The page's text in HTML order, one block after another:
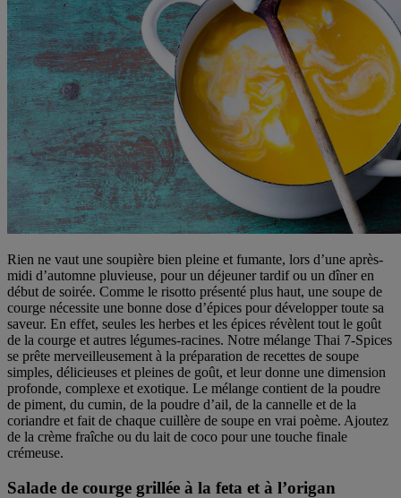
Rien ne vaut une soupière bien pleine et fumante, lors d’une après-
midi d’automne pluvieuse, pour un déjeuner tardif ou un dîner en
début de soirée. Comme le risotto présenté plus haut, une soupe de
courge nécessite une bonne dose d’épices pour développer toute sa
saveur. En effet, seules les herbes et les épices révèlent tout le goût
de la courge et autres légumes-racines. Notre mélange Thai 7-Spices
se prête merveilleusement à la préparation de recettes de soupe
simples, délicieuses et pleines de goût, et leur donne une dimension
profonde, complexe et exotique. Le mélange contient de la poudre
de piment, du cumin, de la poudre d’ail, de la cannelle et de la
coriandre et fait de chaque cuillère de soupe en vrai poème. Ajoutez
de la crème fraîche ou du lait de coco pour une touche finale
crémeuse.
Salade de courge grillée à la feta et à l’origan